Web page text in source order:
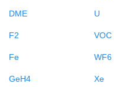
DME
F2
Fe
GeH4
U
VOC
WF6
Xe